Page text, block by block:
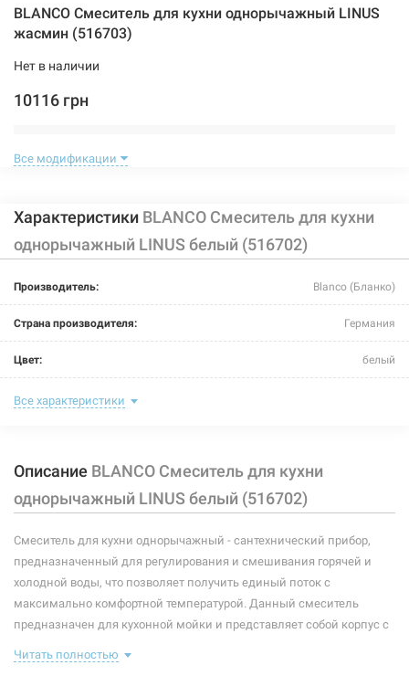
BLANCO Смеситель для кухни однорычажный LINUS
жасмин (516703)
Нет в наличии
10116 грн
Артикул:226486
BLANCO Смеситель для кухни однорычажный LINUS
жемчужный (520746)
10116 грн
Артикул: 226490
BLANCO Смеситель для кухни однорычажный LINUS
Все модификации
Характеристики BLANCO Смеситель для кухни
однорычажный LINUS белый (516702)
Производитель: Blanco (Бланко)
Страна производителя: Германия
Цвет: белый
Назначение смесителя:
Размер картриджа:
Тип конструкции:
Тип смесителя (крана): однорычажный
Материал корпуса смесителя (крана):
Тип излива:
Все характеристики
Описание BLANCO Смеситель для кухни
однорычажный LINUS белый (516702)
Смеситель для кухни однорычажный - сантехнический прибор,
предназначенный для регулирования и смешивания горячей и
холодной воды, что позволяет получить единый поток с
максимально комфортной температурой. Данный смеситель
предназначен для кухонной мойки и представляет собой корпус с
позволяющего контролировать поток и температуру воды.
Читать полностью